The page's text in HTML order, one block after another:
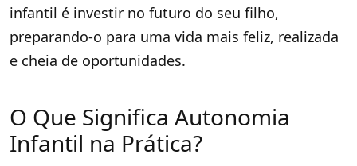
infantil é investir no futuro do seu filho,
preparando-o para uma vida mais feliz, realizada
e cheia de oportunidades.
O Que Significa Autonomia
Infantil na Prática?